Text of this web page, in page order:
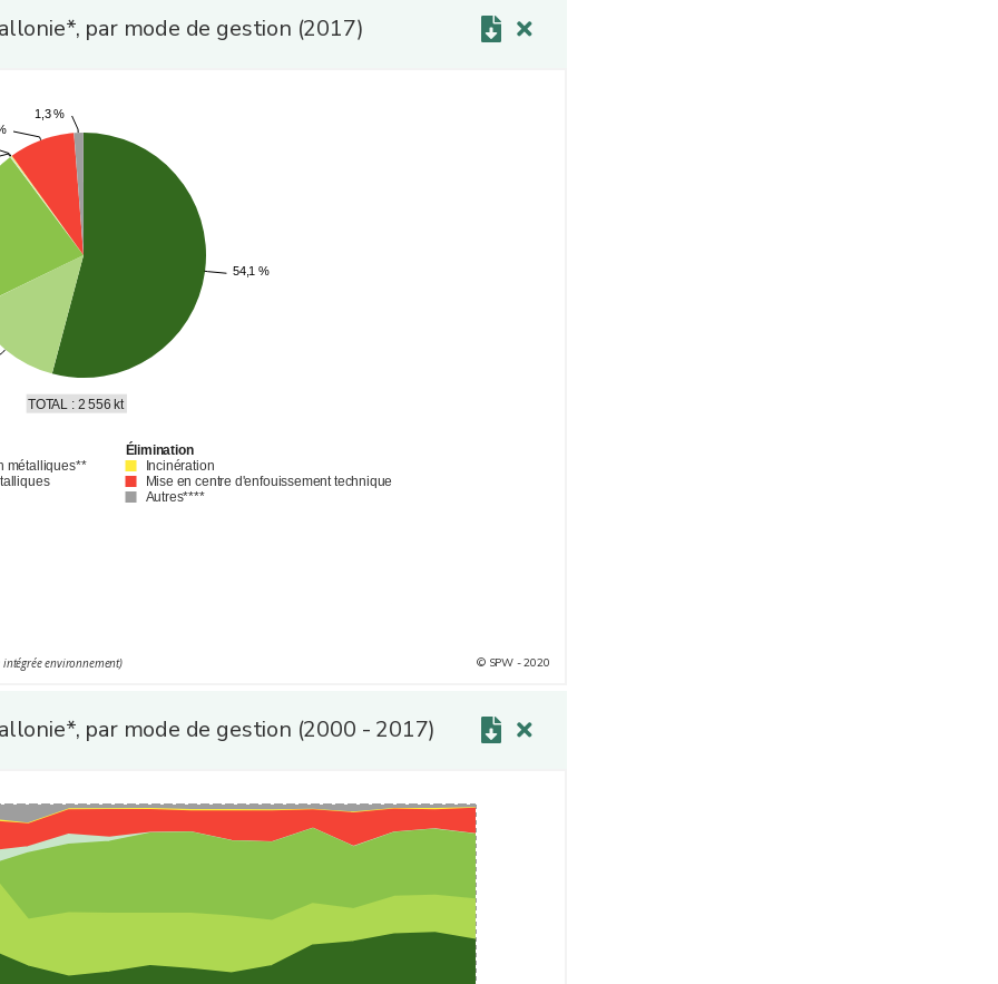
par mode de gestion (2017)
TOTAL : 2 556 kt
54,1 %
54,1 %
1,3 %
1,3 %
métalliques**
Élimination
Incinération
Mise en centre d'enfouissement technique
Autres****
intégrée environnement) © SPW - 2020
par mode de gestion (2000 - 2017)